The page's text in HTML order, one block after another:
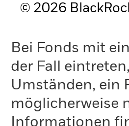
© 2026
Bei Fonds mit
der Fall
Umständen, ein
möglicherweise
Informationen